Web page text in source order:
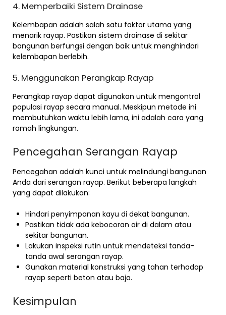
4. Memperbaiki Sistem Drainase
Kelembapan adalah salah satu faktor utama yang
menarik rayap. Pastikan sistem drainase di sekitar
bangunan berfungsi dengan baik untuk menghindari
kelembapan berlebih.
5. Menggunakan Perangkap Rayap
Perangkap rayap dapat digunakan untuk mengontrol
populasi rayap secara manual. Meskipun metode ini
membutuhkan waktu lebih lama, ini adalah cara yang
ramah lingkungan.
Pencegahan Serangan Rayap
Pencegahan adalah kunci untuk melindungi bangunan
Anda dari serangan rayap. Berikut beberapa langkah
yang dapat dilakukan:
Hindari penyimpanan kayu di dekat bangunan.
Pastikan tidak ada kebocoran air di dalam atau
sekitar bangunan.
Lakukan inspeksi rutin untuk mendeteksi tanda-
tanda awal serangan rayap.
Gunakan material konstruksi yang tahan terhadap
rayap seperti beton atau baja.
Kesimpulan